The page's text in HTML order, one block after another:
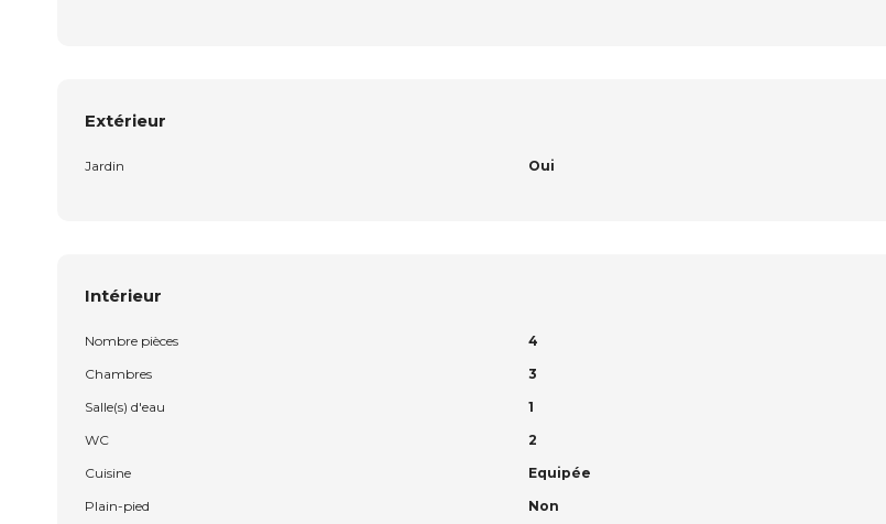
Extérieur
Jardin Oui
Intérieur
Nombre pièces
4
Chambres
3
Salle(s) d'eau
1
WC
2
Cuisine
Equipée
Plain-pied
Non